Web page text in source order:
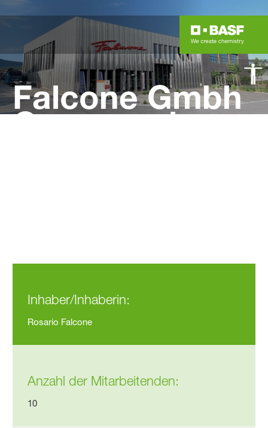
Falcone Gmbh
Carrosserie +
Inhaber/Inhaberin:
Rosario Falcone
Anzahl der Mitarbeitenden:
10